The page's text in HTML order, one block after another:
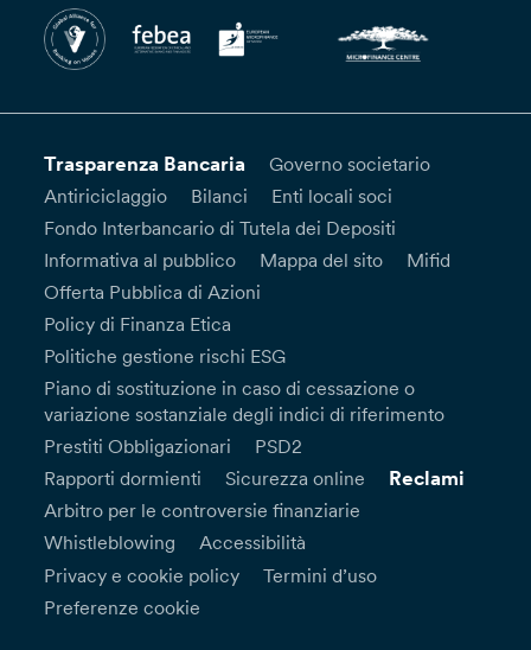
Trasparenza Bancaria
Governo societario
Antiriciclaggio
Bilanci
Enti locali soci
Fondo Interbancario di Tutela dei Depositi
Informativa al pubblico
Mappa del sito
Mifid
Offerta Pubblica di Azioni
Policy di Finanza Etica
Politiche gestione rischi ESG
Piano di sostituzione in caso di cessazione o
variazione sostanziale degli indici di riferimento
Prestiti Obbligazionari
PSD2
Rapporti dormienti
Sicurezza online Reclami
Arbitro per le controversie finanziarie
Whistleblowing
Accessibilità
Privacy e cookie policy
Termini d’uso
Preferenze cookie